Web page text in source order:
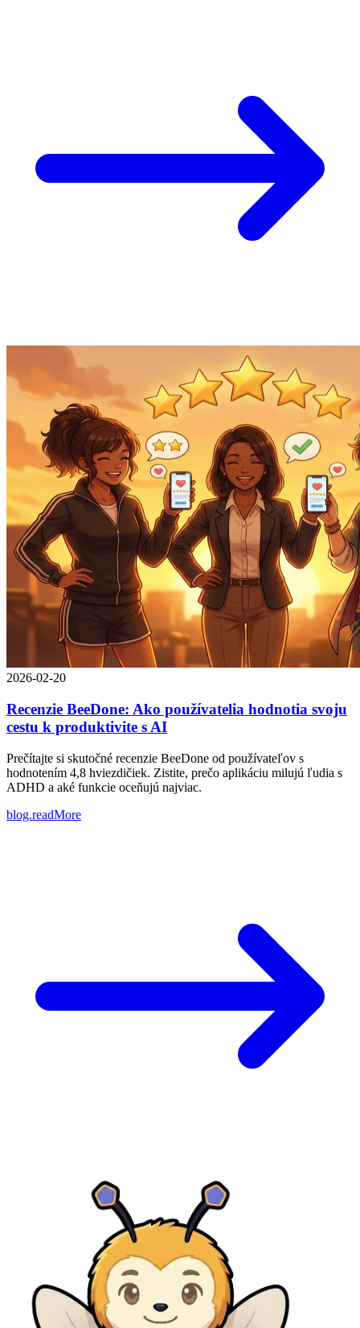
2026-02-20
Recenzie BeeDone: Ako používatelia hodnotia svoju
cestu k produktivite s AI
Prečítajte si skutočné recenzie BeeDone od používateľov s
hodnotením 4,8 hviezdičiek. Zistite, prečo aplikáciu milujú ľudia s
ADHD a aké funkcie oceňujú najviac.
blog.readMore